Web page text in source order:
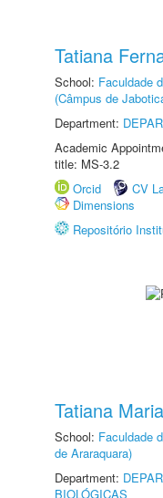
Tatiana
School: Faculdade
(Câmpus de
Department:
Academic
title: MS-3.2
Orcid
CV
Dimensions
Repositório
Tatiana
School: Faculdade
de Araraquara)
Department:
BIOLÓGICAS